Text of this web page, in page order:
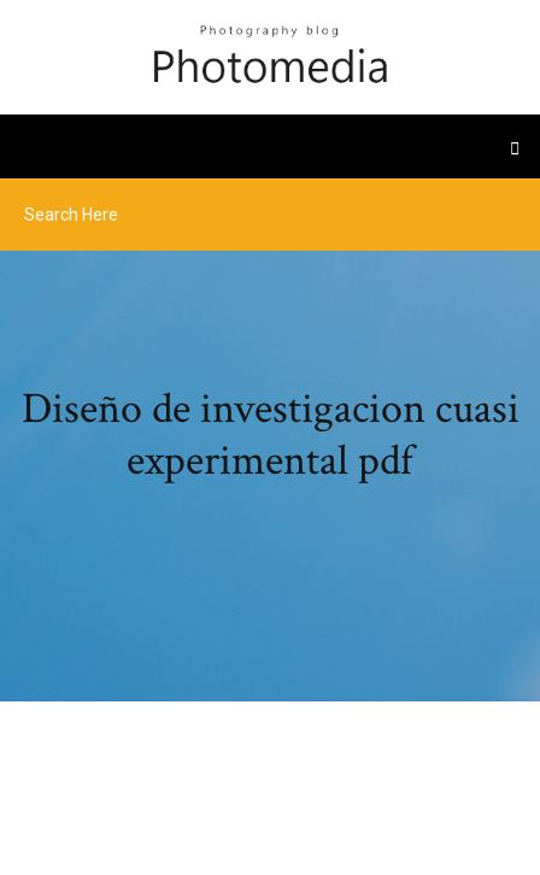
Diseño de investigacion cuasi
experimental pdf